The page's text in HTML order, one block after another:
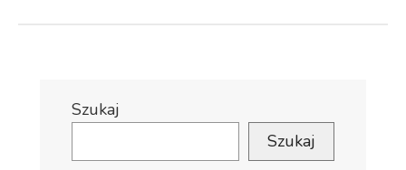
Szukaj
Szukaj